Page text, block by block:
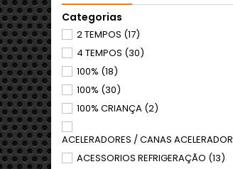
Categorias
2 TEMPOS (17)
4 TEMPOS (30)
100% (18)
100% (30)
100% CRIANÇA (2)
ACELERADORES / CANAS ACELERADOR
ACESSORIOS REFRIGERAÇÃO (13)